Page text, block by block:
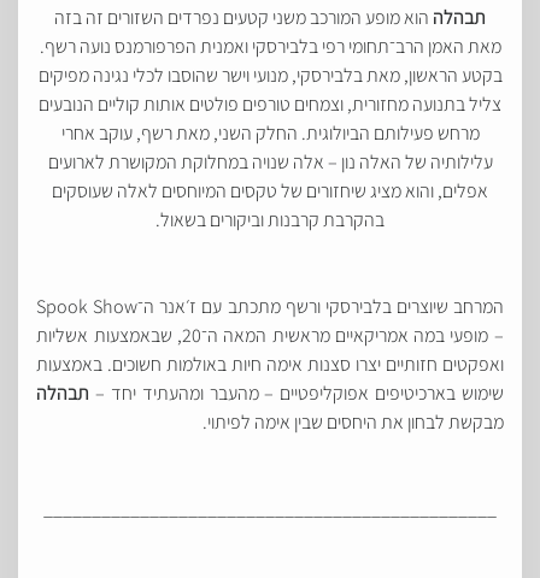
תבהלה הוא מופע המורכב משני קטעים נפרדים השזורים זה בזה
מאת האמן הרב־תחומי רפי בלבירסקי ואמנית הפרפורמנס נועה רשף.
בקטע הראשון, מאת בלבירסקי, מנועי וישר שהוסבו לכלי נגינה מפיקים
צליל בתנועה מחזורית, וצמחים טורפים פולטים אותות קוליים הנובעים
מרחש פעילותם הביולוגית. החלק השני, מאת רשף, עוקב אחרי
עלילותיה של האלה נון – אלה שנויה במחלוקת המקושרת לארועים
אפלים, והוא מציג שיחזורים של טקסים המיוחסים לאלה שעוסקים
בהקרבת קרבנות וביקורים בשאול.
המרחב שיוצרים בלבירסקי ורשף מתכתב עם ז׳אנר ה־Spook Show
– מופעי במה אמריקאיים מראשית המאה ה־20, שבאמצעות אשליות
ואפקטים חזותיים יצרו סצנות אימה חיות באולמות חשוכים. באמצעות
שימוש בארכיטיפים אפוקליפטיים – מהעבר ומהעתיד יחד – תבהלה
מבקשת לבחון את היחסים שבין אימה לפיתוי.